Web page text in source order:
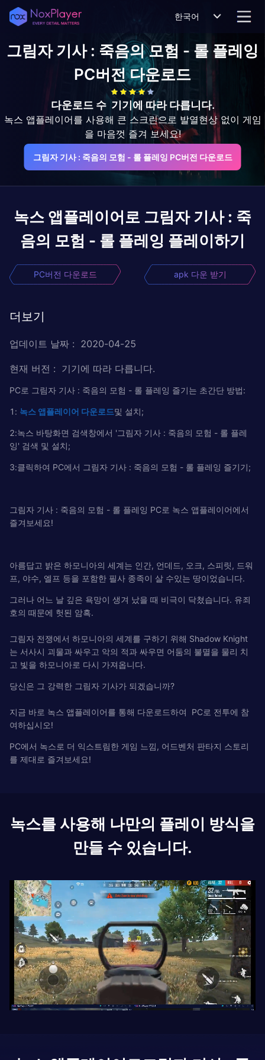
한국어
그림자 기사 : 죽음의 모험 - 롤 플레잉
PC버전 다운로드
다운로드 수 기기에 따라 다릅니다.
녹스 앱플레이어를 사용해 큰 스크린으로 발열현상 없이 게임
을 마음껏 즐겨 보세요!
그림자 기사 : 죽음의 모험 - 롤 플레잉 PC버전 다운로드
녹스 앱플레이어로 그림자 기사 : 죽
음의 모험 - 롤 플레잉 플레이하기
PC버전 다운로드 apk 다운 받기
더보기
업데이트 날짜 : 2020-04-25
현재 버전 : 기기에 따라 다릅니다.
PC로 그림자 기사 : 죽음의 모험 - 롤 플레잉 즐기는 초간단 방법:
1: 녹스 앱플레이어 다운로드및 설치;
2:녹스 바탕화면 검색창에서 '그림자 기사 : 죽음의 모험 - 롤 플레
잉' 검색 및 설치;
3:클릭하여 PC에서 그림자 기사 : 죽음의 모험 - 롤 플레잉 즐기기;
그림자 기사 : 죽음의 모험 - 롤 플레잉 PC로 녹스 앱플레이어에서
즐겨보세요!
아름답고 밝은 하모니아의 세계는 인간, 언데드, 오크, 스피릿, 드워
프, 야수, 엘프 등을 포함한 필사 종족이 살 수있는 땅이었습니다.
그러나 어느 날 깊은 욕망이 생겨 났을 때 비극이 닥쳤습니다. 유죄
호의 때문에 헛된 암흑.
그림자 전쟁에서 하모니아의 세계를 구하기 위해 Shadow Knight
는 서사시 괴물과 싸우고 악의 적과 싸우면 어둠의 불멸을 물리 치
고 빛을 하모니아로 다시 가져옵니다.
당신은 그 강력한 그림자 기사가 되겠습니까?
지금 바로 녹스 앱플레이어를 통해 다운로드하여 PC로 전투에 참
여하십시오!
PC에서 녹스로 더 익스트림한 게임 느낌, 어드벤처 판타지 스토리
를 제대로 즐겨보세요!
녹스를 사용해 나만의 플레이 방식을
만들 수 있습니다.